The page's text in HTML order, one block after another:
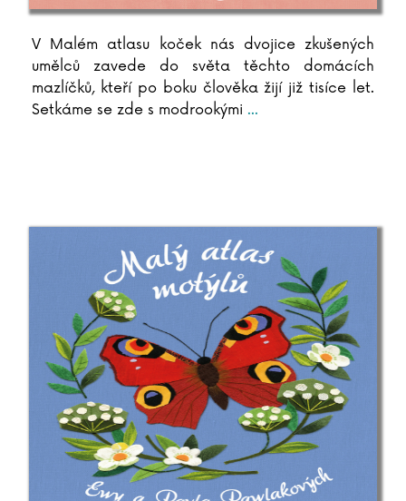
V Malém atlasu koček nás dvojice zkušených
umělců zavede do světa těchto domácích
mazlíčků, kteří po boku člověka žijí již tisíce let.
Setkáme se zde s modrookými ...